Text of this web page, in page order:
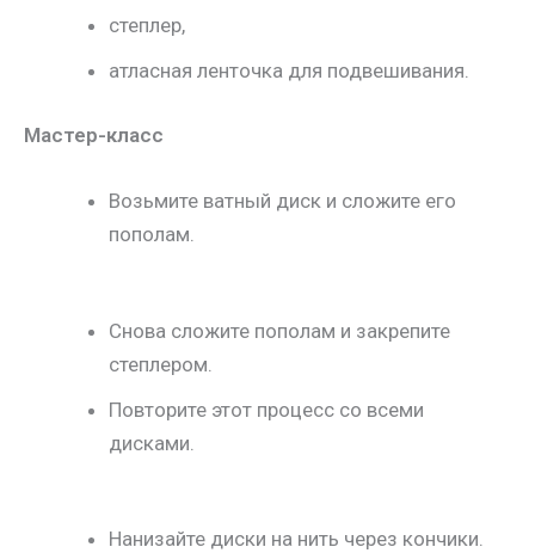
степлер,
атласная ленточка для подвешивания.
Мастер-класс
Возьмите ватный диск и сложите его
пополам.
Снова сложите пополам и закрепите
степлером.
Повторите этот процесс со всеми
дисками.
Нанизайте диски на нить через кончики.